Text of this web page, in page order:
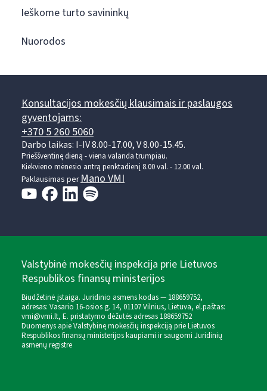
Ieškome turto savininkų
Nuorodos
Konsultacijos mokesčių klausimais ir paslaugos
gyventojams:
+370 5 260 5060
Darbo laikas: I-IV 8.00-17.00, V 8.00-15.45.
Prieššventinę dieną - viena valanda trumpiau.
Kiekvieno mėnesio antrą penktadienį 8.00 val. - 12.00 val.
Paklausimas perMano VMI
Valstybinė mokesčių inspekcija prie Lietuvos
Respublikos finansų ministerijos
Biudžetinė įstaiga. Juridinio asmens kodas — 188659752,
adresas: Vasario 16-osios g. 14, 01107 Vilnius, Lietuva, el.paštas:
vmi@vmi.lt, E. pristatymo dėžutės adresas 188659752
Duomenys apie Valstybinę mokesčių inspekciją prie Lietuvos
Respublikos finansų ministerijos kaupiami ir saugomi Juridinių
asmenų registre